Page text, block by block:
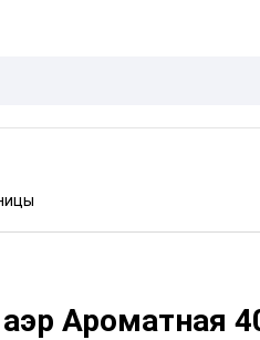
аэр Ароматная